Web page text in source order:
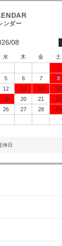
08
水 木 金
土
1
5 6 7
8
12 13 14
15
19 20 21
22
26 27 28
29
休日